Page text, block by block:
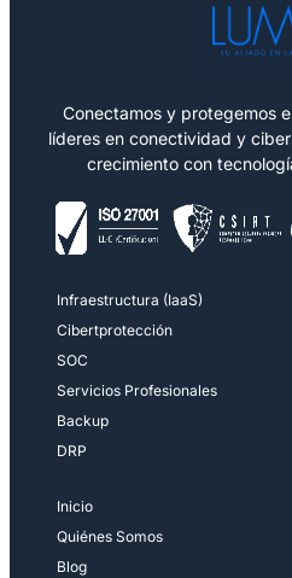
Conectamos y protegemos
líderes en conectividad y
crecimiento con
Infraestructura (IaaS)
Cibertprotección
SOC
Servicios Profesionales
Backup
DRP
Inicio
Quiénes Somos
Blog